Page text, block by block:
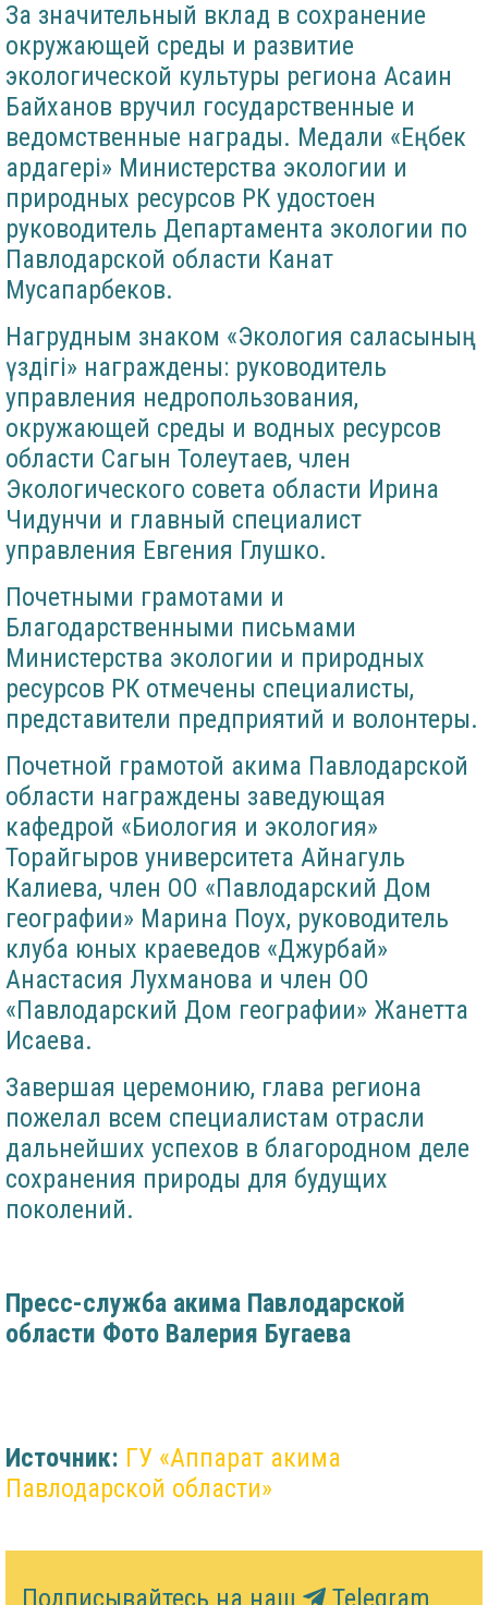
За значительный вклад в сохранение
окружающей среды и развитие
экологической культуры региона Асаин
Байханов вручил государственные и
ведомственные награды. Медали «Еңбек
ардагері» Министерства экологии и
природных ресурсов РК удостоен
руководитель Департамента экологии по
Павлодарской области Канат
Мусапарбеков.
Нагрудным знаком «Экология саласының
үздігі» награждены: руководитель
управления недропользования,
окружающей среды и водных ресурсов
области Сагын Толеутаев, член
Экологического совета области Ирина
Чидунчи и главный специалист
управления Евгения Глушко.
Почетными грамотами и
Благодарственными письмами
Министерства экологии и природных
ресурсов РК отмечены специалисты,
представители предприятий и волонтеры.
Почетной грамотой акима Павлодарской
области награждены заведующая
кафедрой «Биология и экология»
Торайгыров университета Айнагуль
Калиева, член ОО «Павлодарский Дом
географии» Марина Поух, руководитель
клуба юных краеведов «Джурбай»
Анастасия Лухманова и член ОО
«Павлодарский Дом географии» Жанетта
Исаева.
Завершая церемонию, глава региона
пожелал всем специалистам отрасли
дальнейших успехов в благородном деле
сохранения природы для будущих
поколений.
Пресс-служба акима Павлодарской
области Фото Валерия Бугаева
Источник: ГУ «Аппарат акима
Павлодарской области»
Подписывайтесь на наш
Telegram